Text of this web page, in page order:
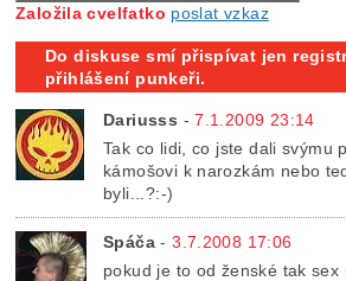
Založila cvelfatko poslat vzkaz
Do diskuse smí přispívat jen
přihlášení punkeři.
Dariusss -7.1.2009 23:14
Tak co lidi, co jste dali svýmu
kámošovi k narozkám nebo
byli...?:-)
Spáča -3.7.2008 17:06
pokud je to od ženské tak sex